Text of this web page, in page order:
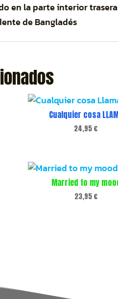
en la parte interior
de Bangladés
Cualquier cosa
24,95€
Married to my
23,95€